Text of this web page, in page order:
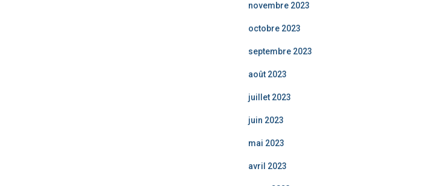
novembre 2023
octobre 2023
septembre 2023
août 2023
juillet 2023
juin 2023
mai 2023
avril 2023